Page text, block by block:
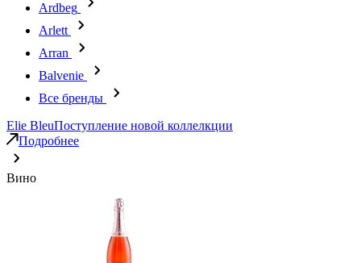
Ardbeg
Arlett
Arran
Balvenie
Все бренды
Elie BleuПоступление новой коллелкции
Подробнее
Вино